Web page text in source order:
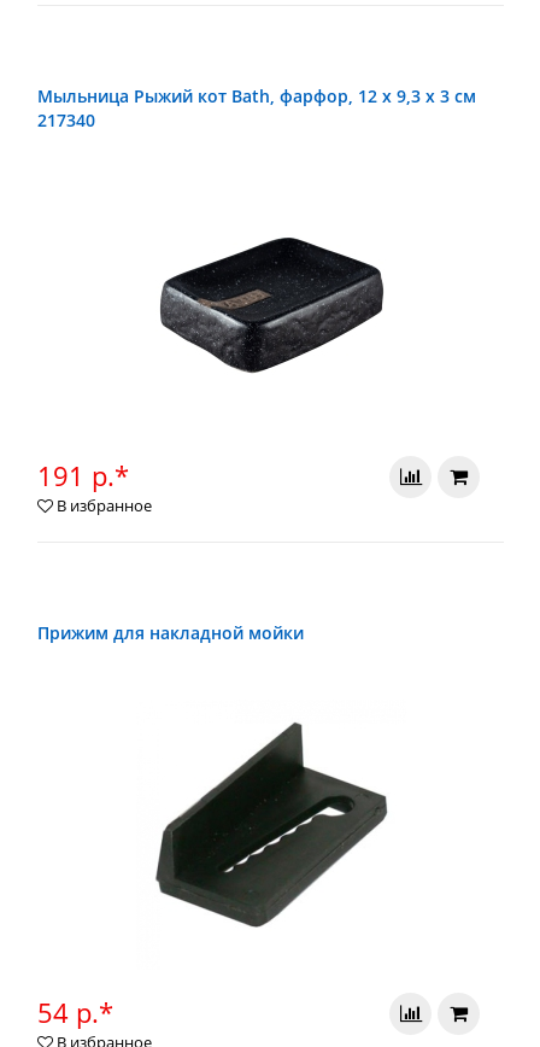
Мыльница Рыжий кот Bath, фарфор, 12 x 9,3 x 3 см
217340
191 р.*
В избранное
Прижим для накладной мойки
54 р.*
В избранное